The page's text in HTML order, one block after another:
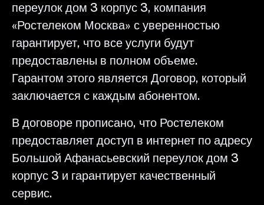
переулок дом 3 корпус 3, компания
«Ростелеком Москва» с уверенностью
гарантирует, что все услуги будут
предоставлены в полном объеме.
Гарантом этого является Договор, который
заключается с каждым абонентом.
В договоре прописано, что Ростелеком
предоставляет доступ в интернет по адресу
Большой Афанасьевский переулок дом 3
корпус 3 и гарантирует качественный
сервис.